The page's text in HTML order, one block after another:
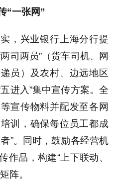
“一张网”
，兴业银行上海分行提
司两员”（货车司机、网
员）及农村、边远地区
进入”集中宣传方案。全
宣传物料并配发至各网
训，确保每位员工都成
”。同时，鼓励各经营机
作品，构建“上下联动、
阵。